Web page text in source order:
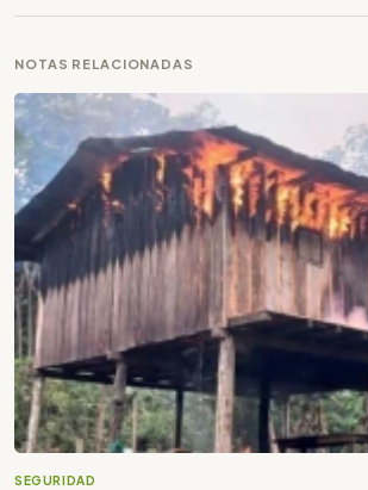
NOTAS RELACIONADAS
SEGURIDAD